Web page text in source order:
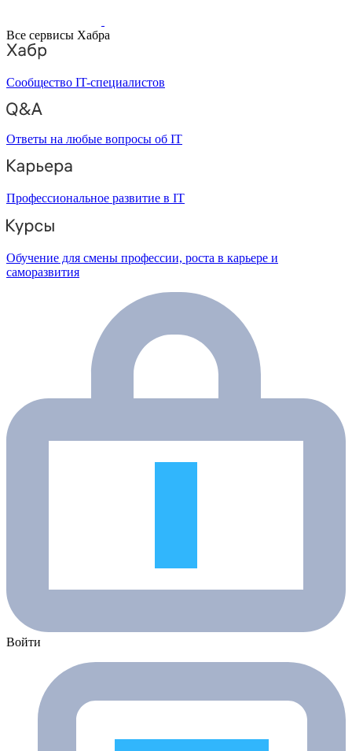
Все сервисы Хабра
Сообщество IT-специалистов
Ответы на любые вопросы об IT
Профессиональное развитие в IT
Обучение для смены профессии, роста в карьере и
саморазвития
Войти